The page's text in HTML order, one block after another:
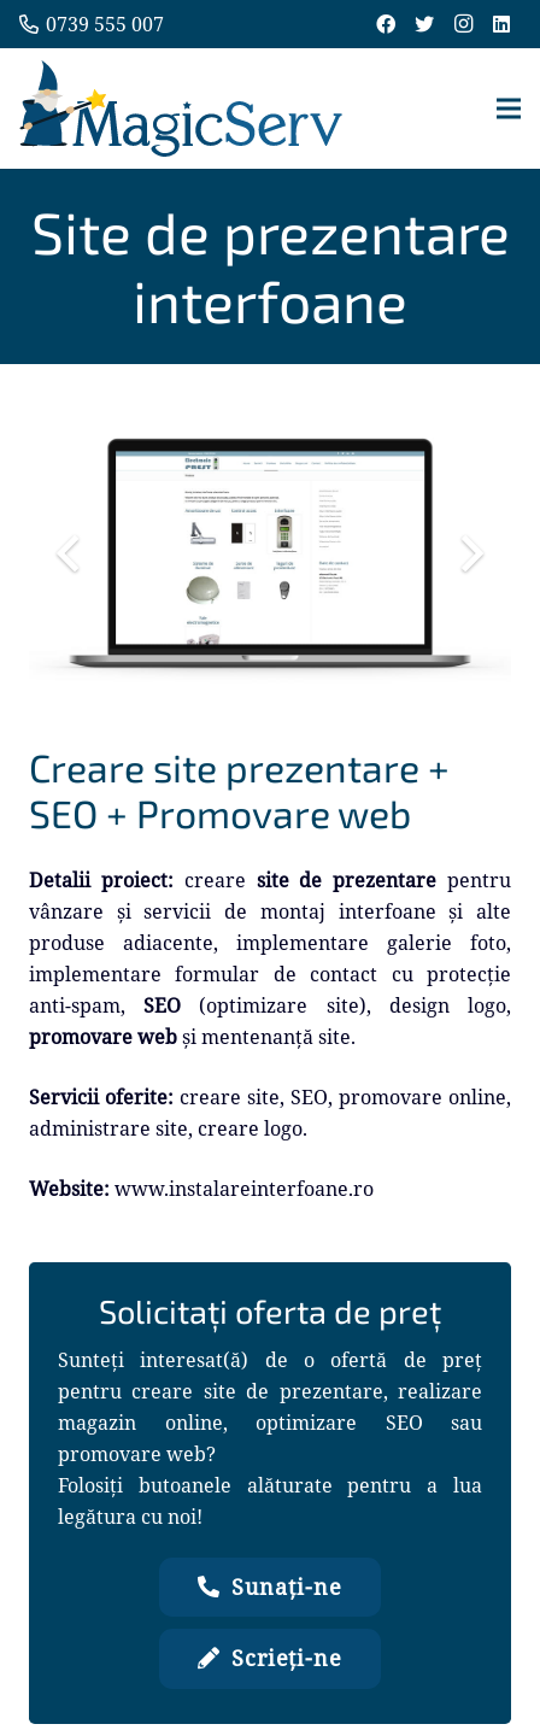
0739 555 007
Site de prezentare
interfoane
Creare site prezentare +
SEO + Promovare web
Detalii proiect: creare site de prezentare pentru
vânzare și servicii de montaj interfoane și alte
produse adiacente, implementare galerie foto,
implementare formular de contact cu protecție
anti-spam,SEO (optimizare site), design logo,
promovare webși mentenanță site.
Servicii oferite: creare site, SEO, promovare online,
administrare site, creare logo.
Website: www.instalareinterfoane.ro
Solicitați oferta de preț
Sunteți interesat(ă) de o ofertă de preț
pentru creare site de prezentare, realizare
magazin online, optimizare SEO sau
promovare web?
Folosiți butoanele alăturate pentru a lua
legătura cu noi!
Sunați-ne
Scrieți-ne